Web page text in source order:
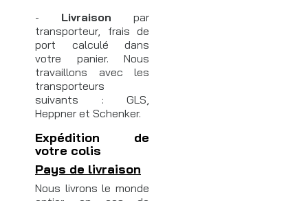
- Livraison par
transporteur, frais de
port calculé dans
votre panier. Nous
travaillons avec les
transporteurs
suivants : GLS,
Heppner et Schenker.
Expédition de
votre colis
Pays de livraison
Nous livrons le monde